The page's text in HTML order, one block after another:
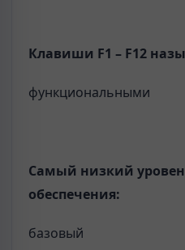
Клавиши F1 – F12
функциональными
Самый низкий
обеспечения:
базовый